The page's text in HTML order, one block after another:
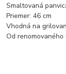
Smaltovaná
Priemer: 46 cm
Vhodná na
Od